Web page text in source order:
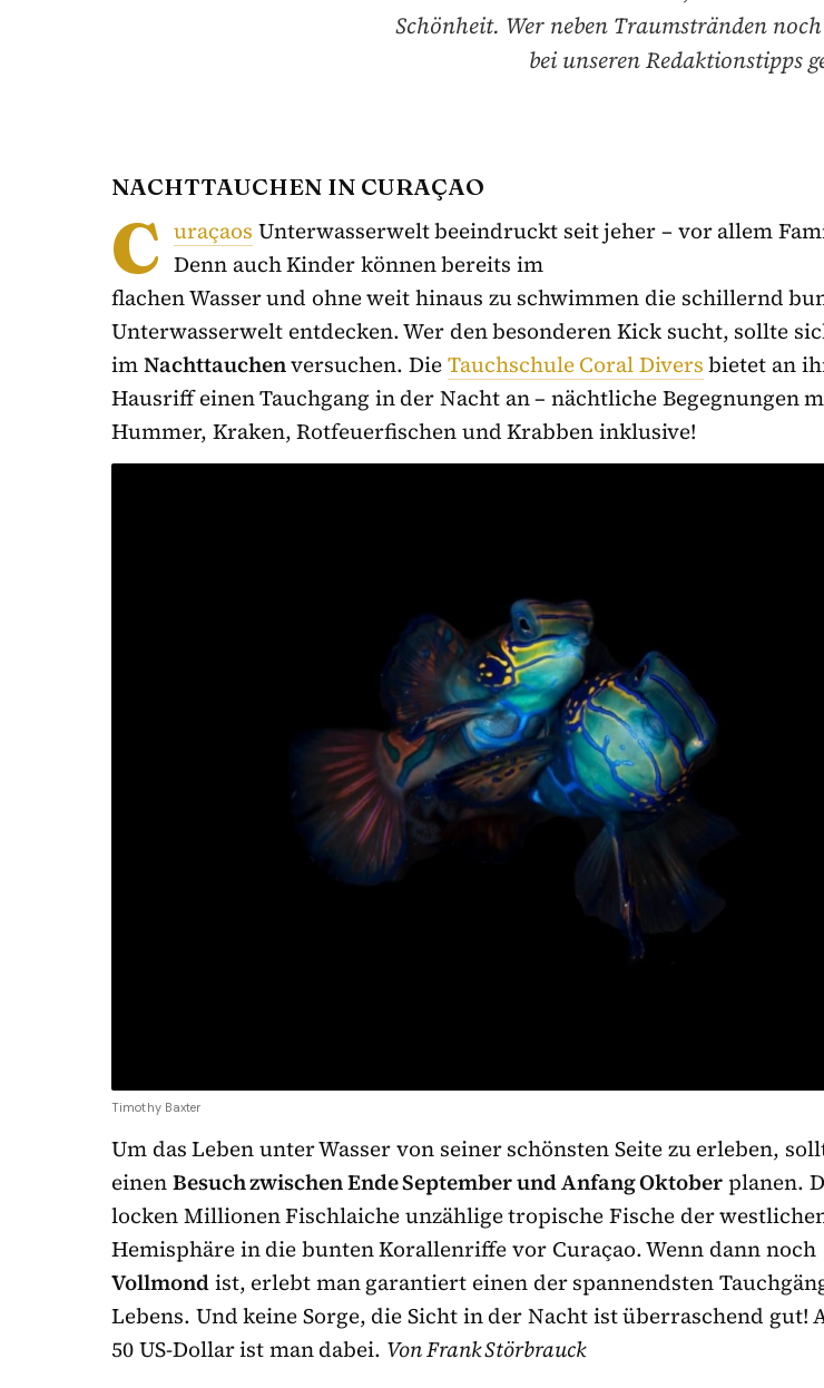
Schönheit. Wer neben Traumstränden
bei unseren Redaktionstipps
NACHTTAUCHEN IN CURAÇAO
C uraçaos Unterwasserwelt beeindruckt seit jeher – vor allem
Denn auch Kinder können bereits im
flachen Wasser und ohne weit hinaus zu schwimmen die schillernd
Unterwasserwelt entdecken. Wer den besonderen Kick sucht, sollte
imNachttauchenversuchen. DieTauchschule Coral Diversbietet an
Hausriff einen Tauchgang in der Nacht an – nächtliche Begegnungen
Hummer, Kraken, Rotfeuerfischen und Krabben inklusive!
Timothy Baxter
Um das Leben unter Wasser von seiner schönsten Seite zu erleben,
einenBesuch zwischen Ende September und Anfang Oktoberplanen.
locken Millionen Fischlaiche unzählige tropische Fische der
Hemisphäre in die bunten Korallenriffe vor Curaçao. Wenn dann noch
Vollmondist, erlebt man garantiert einen der spannendsten
Lebens. Und keine Sorge, die Sicht in der Nacht ist überraschend gut!
50 US-Dollar ist man dabei. Von Frank Störbrauck